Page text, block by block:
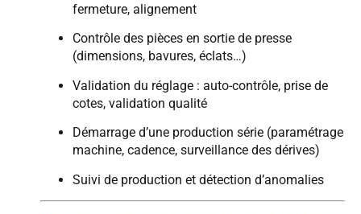
fermeture, alignement
Contrôle des pièces en sortie de presse
(dimensions, bavures, éclats…)
Validation du réglage : auto-contrôle, prise de
cotes, validation qualité
Démarrage d’une production série (paramétrage
machine, cadence, surveillance des dérives)
Suivi de production et détection d’anomalies